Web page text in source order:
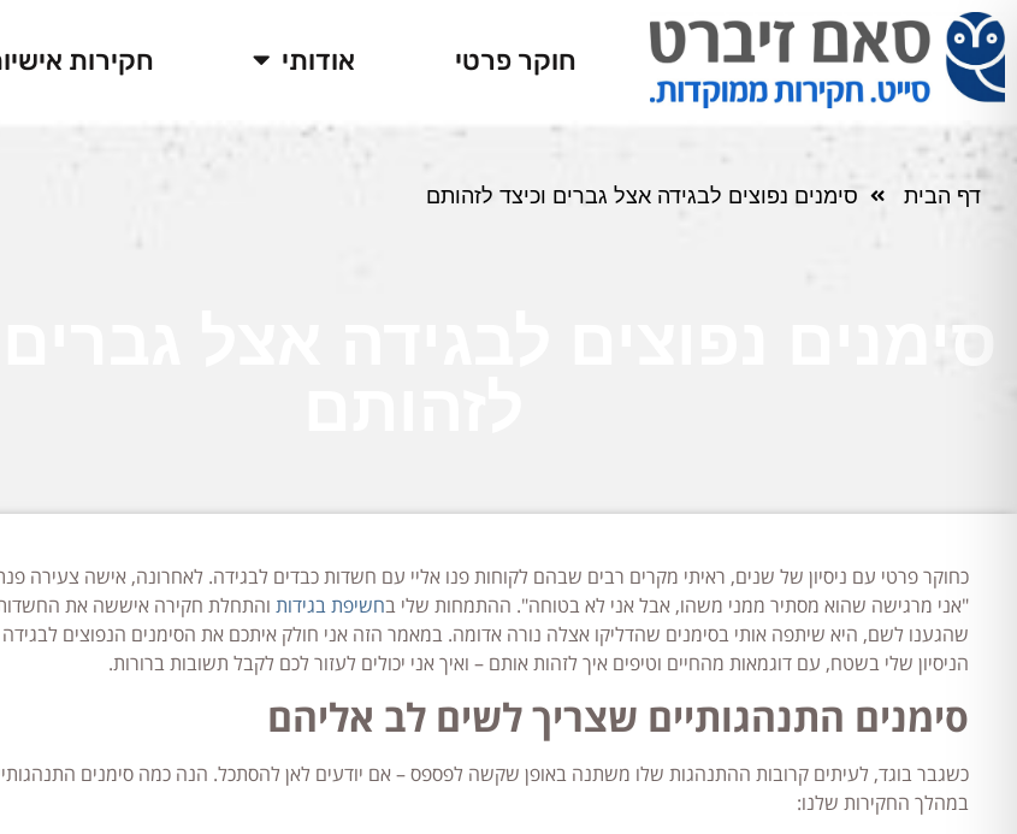
חוקר פרטי אודותי חקירות
דף הבית סימנים נפוצים לבגידה אצל גברים וכיצד לזהותם
סימנים נפוצים לבגידה אצל גברים
כחוקר פרטי עם ניסיון של שנים, ראיתי מקרים רבים שבהם לקוחות פנו אליי עם חשדות כבדים לבגידה. לאחרונה, אישה צעירה
"אני מרגישה שהוא מסתיר ממני משהו, אבל אני לא בטוחה". ההתמחות שלי בחשיפת בגידות והתחלת חקירה איששה את
שהגענו לשם, היא שיתפה אותי בסימנים שהדליקו אצלה נורה אדומה. במאמר הזה אני חולק איתכם את הסימנים הנפוצים
הניסיון שלי בשטח, עם דוגמאות מהחיים וטיפים איך לזהות אותם – ואיך אני יכולים לעזור לכם לקבל תשובות ברורות.
סימנים התנהגותיים שצריך לשים לב אליהם
כשגבר בוגד, לעיתים קרובות ההתנהגות שלו משתנה באופן שקשה לפספס – אם יודעים לאן להסתכל. הנה כמה סימנים
במהלך החקירות שלנו: